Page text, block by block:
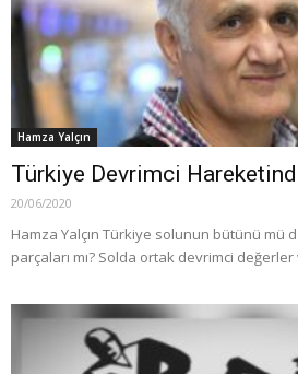
Hamza Yalçın
Türkiye Devrimci
20/06/2020
Hamza Yalçın Türkiye solunun bütünü mü
parçaları mı? Solda ortak devrimci değerler